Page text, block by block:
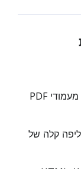
טקסט מלאיאלאם ניתן לעריכה מעמודי PDF
קלה של